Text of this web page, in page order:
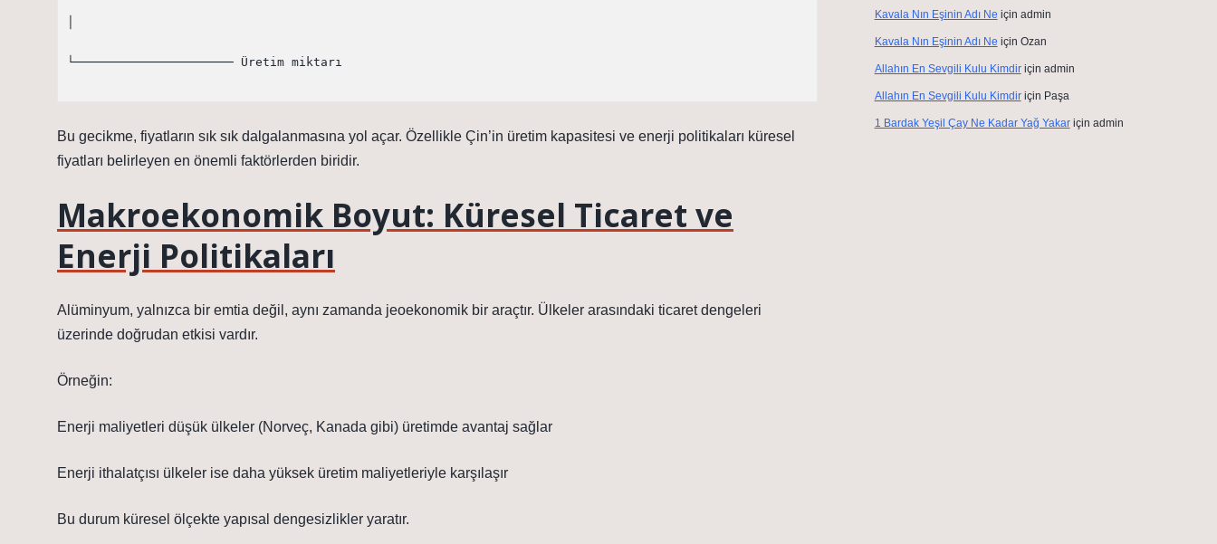
└────────────────────── Üretim miktarı
Bu gecikme, fiyatların sık sık dalgalanmasına yol açar. Özellikle Çin’in üretim kapasitesi ve enerji politikaları küresel
fiyatları belirleyen en önemli faktörlerden biridir.
Makroekonomik Boyut: Küresel Ticaret ve
Enerji Politikaları
Alüminyum, yalnızca bir emtia değil, aynı zamanda jeoekonomik bir araçtır. Ülkeler arasındaki ticaret dengeleri
üzerinde doğrudan etkisi vardır.
Örneğin:
Enerji maliyetleri düşük ülkeler (Norveç, Kanada gibi) üretimde avantaj sağlar
Enerji ithalatçısı ülkeler ise daha yüksek üretim maliyetleriyle karşılaşır
Bu durum küresel ölçekte yapısal dengesizlikler yaratır.
Kavala Nın Eşinin Adı Ne için admin
Kavala Nın Eşinin Adı Ne için Ozan
Allahın En Sevgili Kulu Kimdiriçin admin
Allahın En Sevgili Kulu Kimdiriçin Paşa
1 Bardak Yeşil Çay Ne Kadar Yağ Yakariçin admin